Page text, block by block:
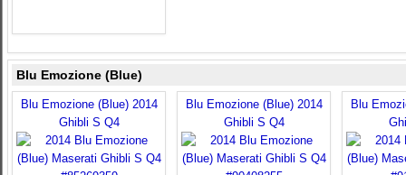
Blu Emozione (Blue)
Blu Emozione (Blue) 2014
Ghibli S Q4
Blu Emozione (Blue) 2014
Ghibli S Q4
Blu